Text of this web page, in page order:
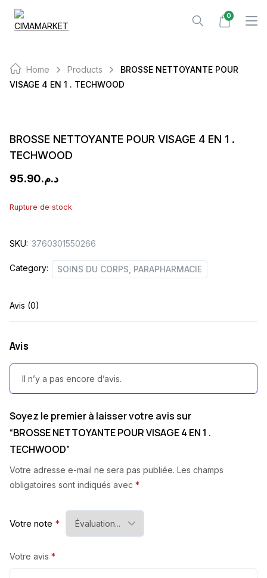
Skip
0
Home Products
BROSSE NETTOYANTE POUR
VISAGE 4 EN 1 . TECHWOOD
BROSSE NETTOYANTE POUR VISAGE 4 EN 1 .
TECHWOOD
د.م.95.90
Rupture de stock
SKU: 3760301550266
Category: SOINS DU CORPS, PARAPHARMACIE
Avis (0)
Avis
Il n’y a pas encore d’avis.
Soyez le premier à laisser votre avis sur
“BROSSE NETTOYANTE POUR VISAGE 4 EN 1 .
TECHWOOD”
Votre adresse e-mail ne sera pas publiée. Les champs
obligatoires sont indiqués avec *
Votre note *
Votre avis *